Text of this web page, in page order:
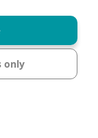
ului
Mărcile comerciale
ale ESET, spol. s
sunt mărci comerciale
only